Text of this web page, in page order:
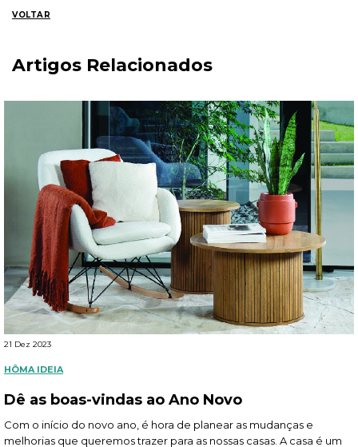
VOLTAR
Artigos Relacionados
21 Dez 2023
HÔMA IDEIA
Dê as boas-vindas ao Ano Novo
Com o início do novo ano, é hora de planear as mudanças e
melhorias que queremos trazer para as nossas casas. A casa é um